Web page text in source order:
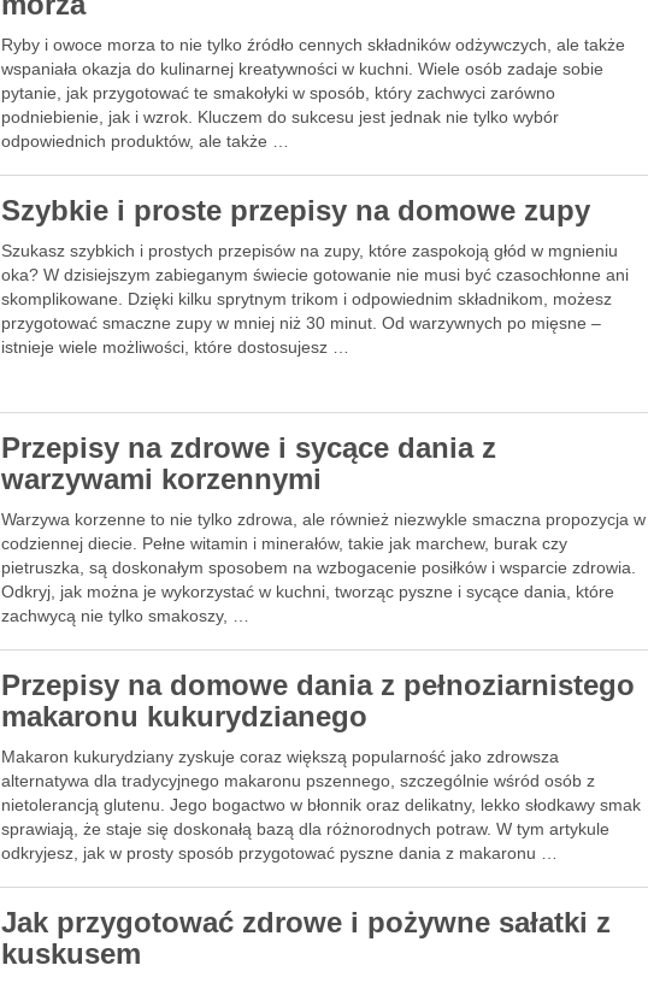
Ryby i owoce morza to nie tylko źródło cennych składników odżywczych, ale także
wspaniała okazja do kulinarnej kreatywności w kuchni. Wiele osób zadaje sobie
pytanie, jak przygotować te smakołyki w sposób, który zachwyci zarówno
podniebienie, jak i wzrok. Kluczem do sukcesu jest jednak nie tylko wybór
odpowiednich produktów, ale także …
Szybkie i proste przepisy na domowe zupy
Szukasz szybkich i prostych przepisów na zupy, które zaspokoją głód w mgnieniu
oka? W dzisiejszym zabieganym świecie gotowanie nie musi być czasochłonne ani
skomplikowane. Dzięki kilku sprytnym trikom i odpowiednim składnikom, możesz
przygotować smaczne zupy w mniej niż 30 minut. Od warzywnych po mięsne –
istnieje wiele możliwości, które dostosujesz …
Przepisy na zdrowe i sycące dania z
warzywami korzennymi
Warzywa korzenne to nie tylko zdrowa, ale również niezwykle smaczna propozycja w
codziennej diecie. Pełne witamin i minerałów, takie jak marchew, burak czy
pietruszka, są doskonałym sposobem na wzbogacenie posiłków i wsparcie zdrowia.
Odkryj, jak można je wykorzystać w kuchni, tworząc pyszne i sycące dania, które
zachwycą nie tylko smakoszy, …
Przepisy na domowe dania z pełnoziarnistego
makaronu kukurydzianego
Makaron kukurydziany zyskuje coraz większą popularność jako zdrowsza
alternatywa dla tradycyjnego makaronu pszennego, szczególnie wśród osób z
nietolerancją glutenu. Jego bogactwo w błonnik oraz delikatny, lekko słodkawy smak
sprawiają, że staje się doskonałą bazą dla różnorodnych potraw. W tym artykule
odkryjesz, jak w prosty sposób przygotować pyszne dania z makaronu …
Jak przygotować zdrowe i pożywne sałatki z
kuskusem